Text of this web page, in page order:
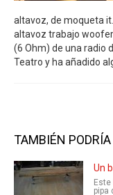
altavoz, de moqueta
altavoz trabajo
(6 Ohm) de una radio
Teatro y ha añadido
TAMBIÉN PODRÍA
Un
pipa